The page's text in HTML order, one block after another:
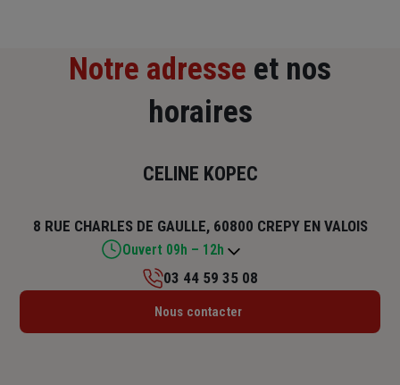
Notre adresse et nos
horaires
CELINE KOPEC
8 RUE CHARLES DE GAULLE, 60800 CREPY EN VALOIS
Ouvert 09h – 12h
Lundi : Fermé
03 44 59 35 08
Nous contacter